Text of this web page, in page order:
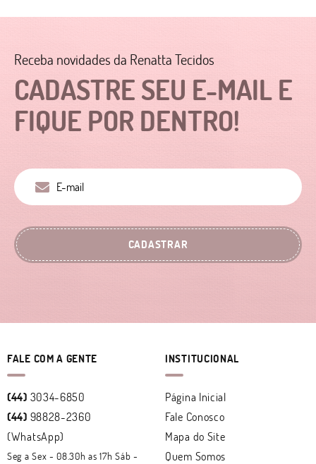
CADASTRE SEU E-MAIL E
FIQUE POR DENTRO!
Receba novidades da Renatta Tecidos
CADASTRAR
FALE COM A GENTE
(44) 3034-6850
(44) 98828-2360
(WhatsApp)
Seg a Sex - 08.30h as 17h Sáb -
INSTITUCIONAL
Página Inicial
Fale Conosco
Mapa do Site
Quem Somos